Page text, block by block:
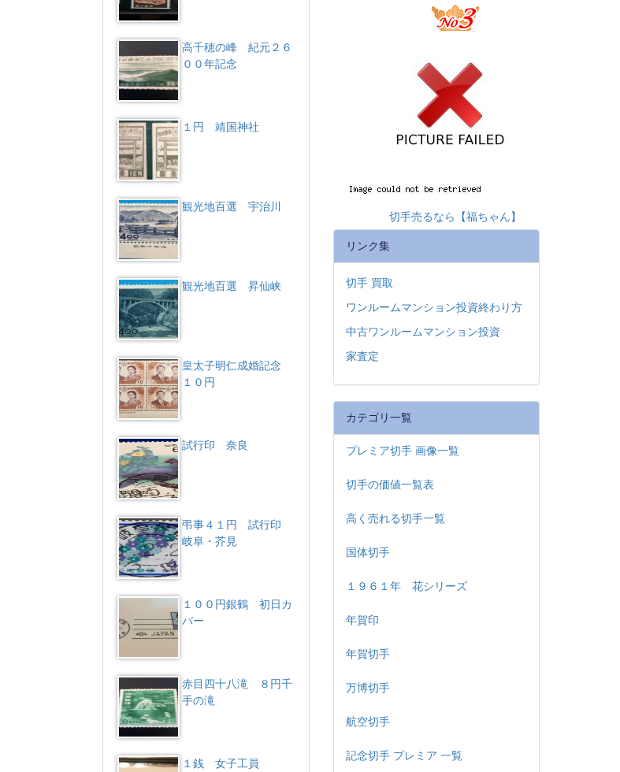
高千穂の峰 紀元２６
００年記念
１円 靖国神社
観光地百選 宇治川
観光地百選 昇仙峡
皇太子明仁成婚記念
１０円
試行印 奈良
弔事４１円 試行印
岐阜・芥見
１００円銀鶴 初日カ
バー
赤目四十八滝 ８円千
手の滝
１銭 女子工員
切手売るなら【福ちゃん】
リンク集
切手 買取
ワンルームマンション投資終わり方
中古ワンルームマンション投資
家査定
カテゴリ一覧
プレミア切手 画像一覧
切手の価値一覧表
高く売れる切手一覧
国体切手
１９６１年 花シリーズ
年賀印
年賀切手
万博切手
航空切手
記念切手 プレミア 一覧